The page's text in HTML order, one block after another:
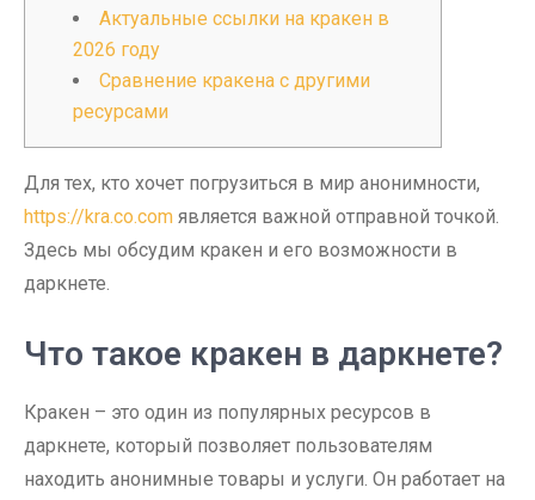
Актуальные ссылки на кракен в
2026 году
Сравнение кракена с другими
ресурсами
Для тех, кто хочет погрузиться в мир анонимности,
https://kra.co.com является важной отправной точкой.
Здесь мы обсудим кракен и его возможности в
даркнете.
Что такое кракен в даркнете?
Кракен – это один из популярных ресурсов в
даркнете, который позволяет пользователям
находить анонимные товары и услуги. Он работает на